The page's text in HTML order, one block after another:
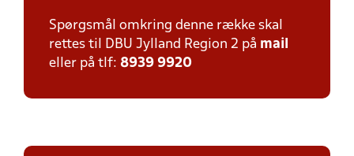
Spørgsmål omkring denne række skal
rettes til DBU Jylland Region 2 på mail
eller på tlf: 8939 9920